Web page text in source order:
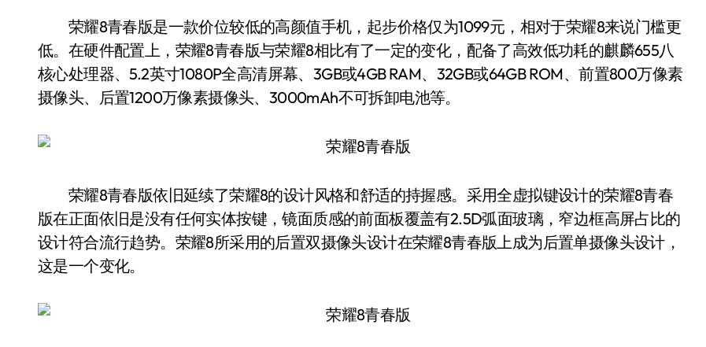
荣耀8青春版是一款价位较低的高颜值手机，起步价格仅为1099元，相对于荣耀8来说门槛更
低。在硬件配置上，荣耀8青春版与荣耀8相比有了一定的变化，配备了高效低功耗的麒麟655八
核心处理器、5.2英寸1080P全高清屏幕、3GB或4GB RAM、32GB或64GB ROM、前置800万像素
摄像头、后置1200万像素摄像头、3000mAh不可拆卸电池等。
荣耀8青春版依旧延续了荣耀8的设计风格和舒适的持握感。采用全虚拟键设计的荣耀8青春
版在正面依旧是没有任何实体按键，镜面质感的前面板覆盖有2.5D弧面玻璃，窄边框高屏占比的
设计符合流行趋势。荣耀8所采用的后置双摄像头设计在荣耀8青春版上成为后置单摄像头设计，
这是一个变化。